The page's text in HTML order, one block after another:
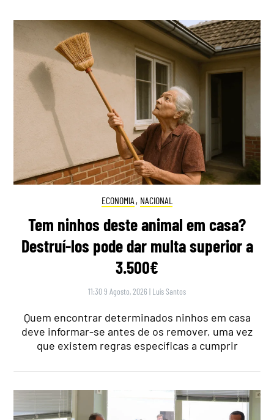
ECONOMIA , NACIONAL
Tem ninhos deste animal em casa?
Destruí-los pode dar multa superior a
3.500€
11:30 9 Agosto, 2026 | Luís Santos
Quem encontrar determinados ninhos em casa
deve informar-se antes de os remover, uma vez
que existem regras específicas a cumprir